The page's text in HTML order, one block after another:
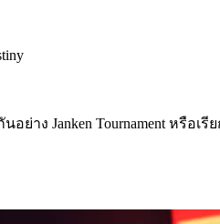
ง Janken Tournament หรือเ